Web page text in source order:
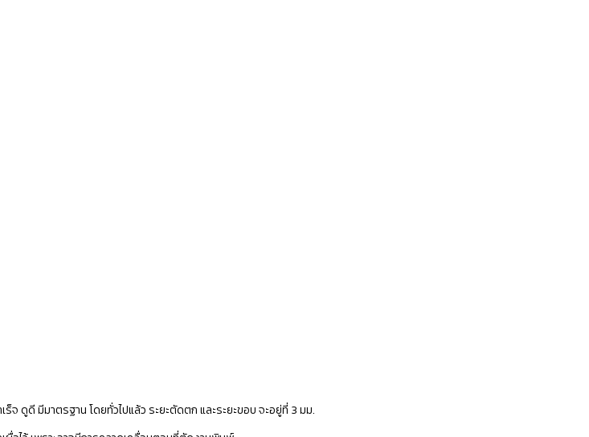
ดูดี มีมาตรฐาน โดยทั่วไปแล้ว ระยะตัดตก และระยะขอบ จะอยู่ที่ 3 มม.